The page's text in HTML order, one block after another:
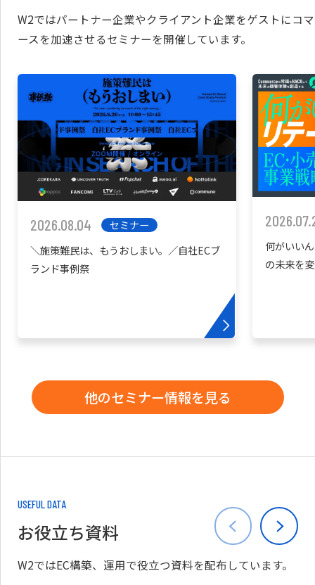
W2ではパートナー企業やクライアント企業をゲストにコマ
ースを加速させるセミナーを開催しています。
2026.08.04
セミナー
＼施策難民は、もうおしまい。／自社ECブ
ランド事例祭
何がいい
の未来を
他のセミナー情報を見る
USEFUL DATA
お役立ち資料
W2ではEC構築、運用で役立つ資料を配布しています。